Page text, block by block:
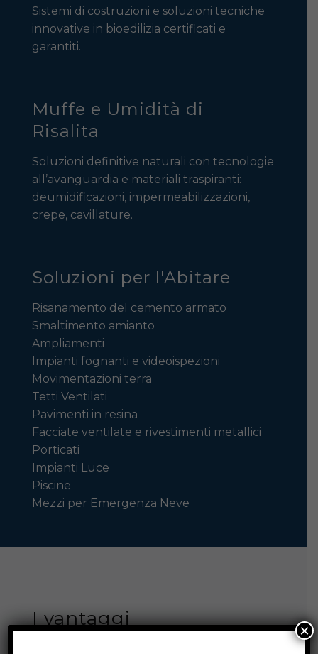
Sistemi di costruzioni e soluzioni tecniche
innovative in bioedilizia certificati e
garantiti.
Muffe e Umidità di
Risalita
Soluzioni definitive naturali con tecnologie
all’avanguardia e materiali traspiranti:
deumidificazioni, impermeabilizzazioni,
crepe, cavillature.
Soluzioni per l'Abitare
Risanamento del cemento armato
Smaltimento amianto
Ampliamenti
Impianti fognanti e videoispezioni
Movimentazioni terra
Tetti Ventilati
Pavimenti in resina
Facciate ventilate e rivestimenti metallici
Porticati
Impianti Luce
Piscine
Mezzi per Emergenza Neve
I vantaggi
×